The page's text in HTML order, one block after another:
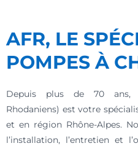
AFR, LE
POMPES À
Depuis plus de 70 ans,
Rhodaniens) est votre
et en région Rhône-Alpes.
l’installation, l’entretien et